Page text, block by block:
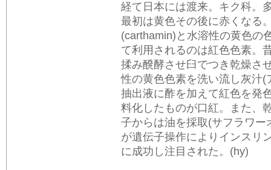
経て日本には渡来。キク科。
最初は黄色その後に赤くなる
(carthamin)と水溶性の黄色の
て利用されるのは紅色色素。
揉み醗酵させ臼でつき乾燥さ
性の黄色色素を洗い流し灰汁
抽出液に酢を加えて紅色を発
料化したものが口紅。また、
子からは油を採取(サフラワ
が遺伝子操作によりインスリ
に成功し注目された。(hy)